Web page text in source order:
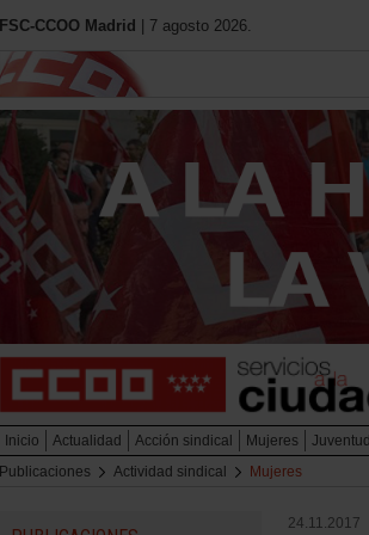
FSC-CCOO Madrid | 7 agosto 2026.
Inicio Actualidad Acción sindical Mujeres Juventud
Publicaciones
Actividad sindical Mujeres
24.11.2017